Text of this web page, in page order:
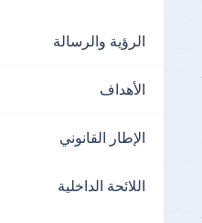
الرؤية والرسالة
الأهداف
الإطار القانوني
اللائحة الداخلية